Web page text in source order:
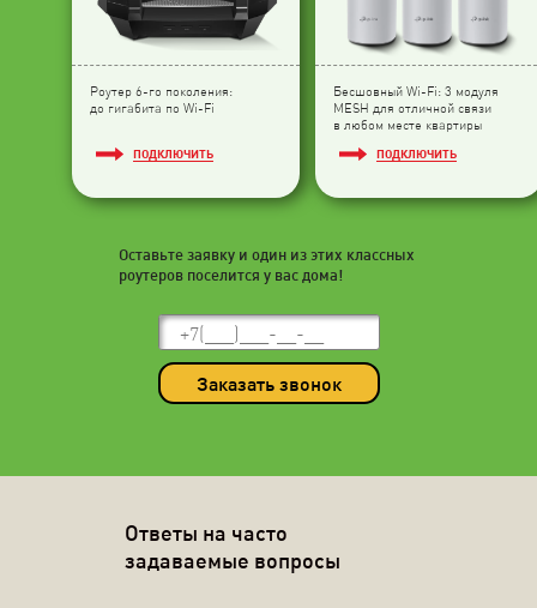
Роутер 6-го поколения:
до гигабита по Wi-Fi
ПОДКЛЮЧИТЬ
Бесшовный Wi-Fi: 3 модуля
МESH для отличной связи
в любом месте квартиры
ПОДКЛЮЧИТЬ
Оставьте заявку и один из этих классных
роутеров поселится у вас дома!
Заказать звонок
Ответы на часто
задаваемые вопросы